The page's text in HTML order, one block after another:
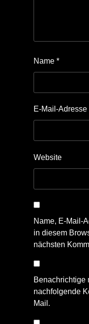
Name *
E-Mail-Adresse
Website
Name, E-Mail-
in diesem
nächsten
Benachrichtige
nachfolgende
Mail.